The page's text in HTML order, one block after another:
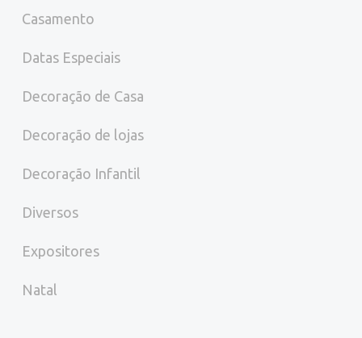
Casamento
Datas Especiais
Decoração de Casa
Decoração de lojas
Decoração Infantil
Diversos
Expositores
Natal